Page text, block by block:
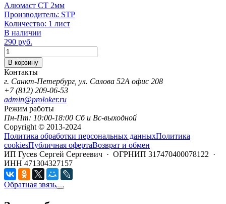
Алюмаст СТ 2мм
Производитель: STP
Количество: 1 лист
В наличии
290 руб.
Количество
В корзину
Контакты
г. Санкт-Петербург, ул. Салова 52А офис 208
+7 (812) 209-06-53
admin@proloker.ru
Режим работы
Пн-Пт: 10:00-18:00 Сб и Вс-выходной
Copyright © 2013-2024
Политика обработки персональных данныхПолитика
cookiesПубличная офертаВозврат и обмен
ИП Гусев Сергей Сергеевич · ОГРНИП 317470400078122 ·
ИНН 471304327157
Обратная звязь